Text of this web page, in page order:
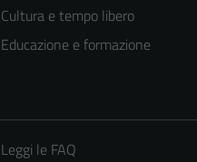
Cultura e tempo libero
Educazione e formazione
Leggi le FAQ